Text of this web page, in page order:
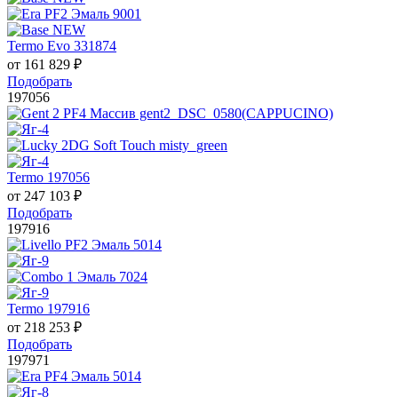
Termo Evo 331874
от 161 829 ₽
Подобрать
197056
Termo 197056
от 247 103 ₽
Подобрать
197916
Termo 197916
от 218 253 ₽
Подобрать
197971